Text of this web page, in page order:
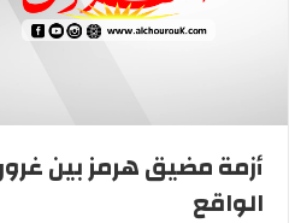
أزمة مضيق هرمز بين
الواقع